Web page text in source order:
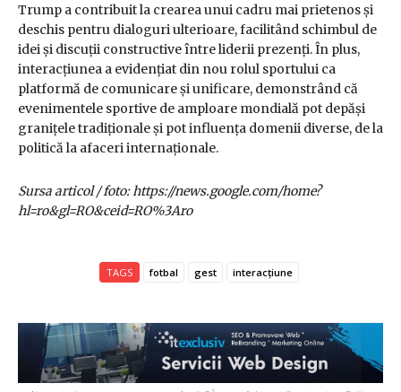
Trump a contribuit la crearea unui cadru mai prietenos și
deschis pentru dialoguri ulterioare, facilitând schimbul de
idei și discuții constructive între liderii prezenți. În plus,
interacțiunea a evidențiat din nou rolul sportului ca
platformă de comunicare și unificare, demonstrând că
evenimentele sportive de amploare mondială pot depăși
granițele tradiționale și pot influența domenii diverse, de la
politică la afaceri internaționale.
Sursa articol / foto: https://news.google.com/home?
hl=ro&gl=RO&ceid=RO%3Aro
TAGS fotbal gest interacțiune